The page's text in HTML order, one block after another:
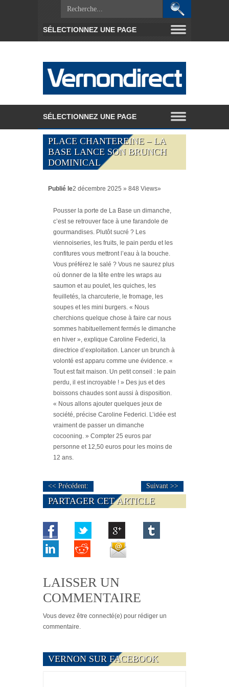
PLACE CHANTEREINE – LA
BASE LANCE SON BRUNCH
DOMINICAL
Publié le2 décembre 2025 » 848 Views»
Pousser la porte de La Base un dimanche,
c’est se retrouver face à une farandole de
gourmandises. Plutôt sucré ? Les
viennoiseries, les fruits, le pain perdu et les
confitures vous mettront l’eau à la bouche.
Vous préférez le salé ? Vous ne saurez plus
où donner de la tête entre les wraps au
saumon et au poulet, les quiches, les
feuilletés, la charcuterie, le fromage, les
soupes et les mini burgers. « Nous
cherchions quelque chose à faire car nous
sommes habituellement fermés le dimanche
en hiver », explique Caroline Federici, la
directrice d’exploitation. Lancer un brunch à
volonté est apparu comme une évidence. «
Tout est fait maison. Un petit conseil : le pain
perdu, il est incroyable ! » Des jus et des
boissons chaudes sont aussi à disposition.
« Nous allons ajouter quelques jeux de
société, précise Caroline Federici. L’idée est
vraiment de passer un dimanche
cocooning. » Compter 25 euros par
personne et 12,50 euros pour les moins de
12 ans.
<< Précédent: Suivant >>
PARTAGER CET ARTICLE
LAISSER UN
COMMENTAIRE
Vous devez être connecté(e) pour rédiger un
commentaire.
VERNON SUR FACEBOOK